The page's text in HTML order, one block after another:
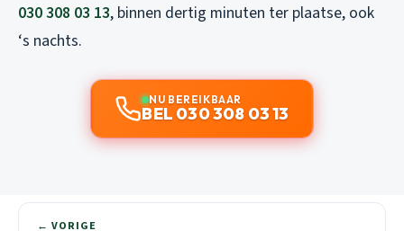
030 308 03 13, binnen dertig minuten ter plaatse, ook
‘s nachts.
NU BEREIKBAAR
BEL 030 308 03 13
← VORIGE